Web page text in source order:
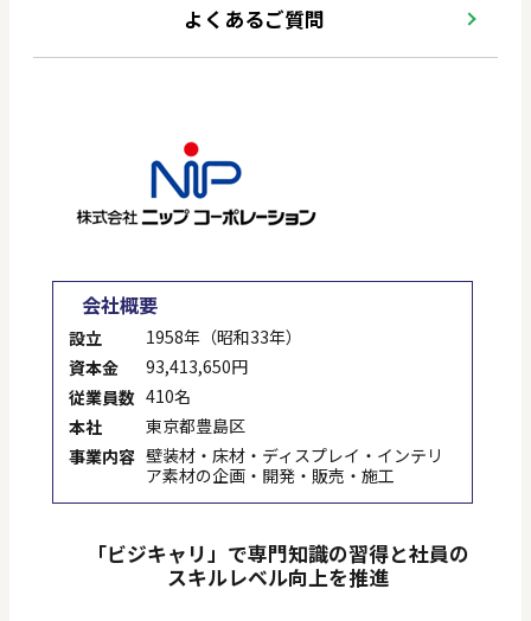
よくあるご質問
会社概要
設立
1958年（昭和33年）
資本金
93,413,650円
従業員数 410名
本社
東京都豊島区
事業内容 壁装材・床材・ディスプレイ・インテリ
ア素材の企画・開発・販売・施工
「ビジキャリ」で専門知識の習得と社員の
スキルレベル向上を推進